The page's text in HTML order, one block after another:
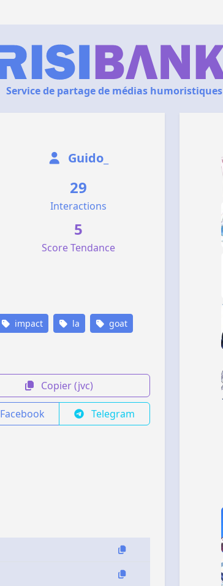
Service de partage de médias humoristiques
Guido_
29
Interactions
5
Score Tendance
impact la goat
Copier (jvc)
Facebook Telegram